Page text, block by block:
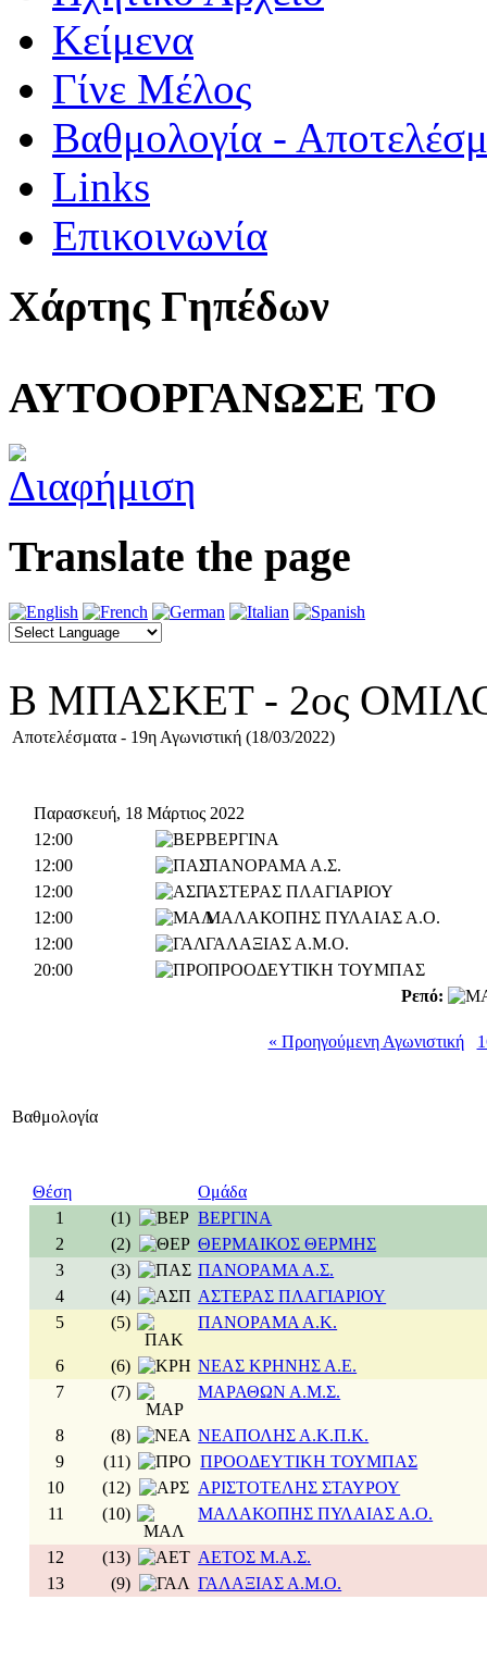
Κείμενα
Γίνε Μέλος
Βαθμολογία -
Links
Επικοινωνία
Χάρτης Γηπέδων
ΑΥΤΟΟΡΓΑΝΩΣΕ ΤΟ
Translate the page
Β ΜΠΑΣΚΕΤ - 2ος
Αποτελέσματα - 19η Αγωνιστική (18/03/2022)
Παρασκευή, 18 Μάρτιος 2022
12:00
ΒΕΡΓΙΝΑ
12:00
ΠΑΝΟΡΑΜΑ Α.Σ.
12:00
ΑΣΤΕΡΑΣ ΠΛΑΓΙΑΡΙΟΥ
12:00
ΜΑΛΑΚΟΠΗΣ ΠΥΛΑΙΑΣ Α.Ο.
12:00
ΓΑΛΑΞΙΑΣ Α.Μ.Ο.
20:00
ΠΡΟΟΔΕΥΤΙΚΗ ΤΟΥΜΠΑΣ
Ρεπό:
« Προηγούμενη Αγωνιστική
Βαθμολογία
Θέση
Ομάδα
1
(1)
ΒΕΡΓΙΝΑ
2
(2)
ΘΕΡΜΑΙΚΟΣ ΘΕΡΜΗΣ
3
(3)
ΠΑΝΟΡΑΜΑ Α.Σ.
4
(4)
ΑΣΤΕΡΑΣ ΠΛΑΓΙΑΡΙΟΥ
5
(5) ΠΑΝΟΡΑΜΑ Α.Κ.
6 (6)
ΝΕΑΣ ΚΡΗΝΗΣ Α.Ε.
7
(7) ΜΑΡΑΘΩΝ Α.Μ.Σ.
8 (8)
ΝΕΑΠΟΛΗΣ Α.Κ.Π.Κ.
9
(11)
ΠΡΟΟΔΕΥΤΙΚΗ ΤΟΥΜΠΑΣ
10
(12)
ΑΡΙΣΤΟΤΕΛΗΣ ΣΤΑΥΡΟΥ
11
(10) ΜΑΛΑΚΟΠΗΣ ΠΥΛΑΙΑΣ Α.Ο.
12 (13)
ΑΕΤΟΣ Μ.Α.Σ.
13
(9) ΓΑΛΑΞΙΑΣ Α.Μ.Ο.